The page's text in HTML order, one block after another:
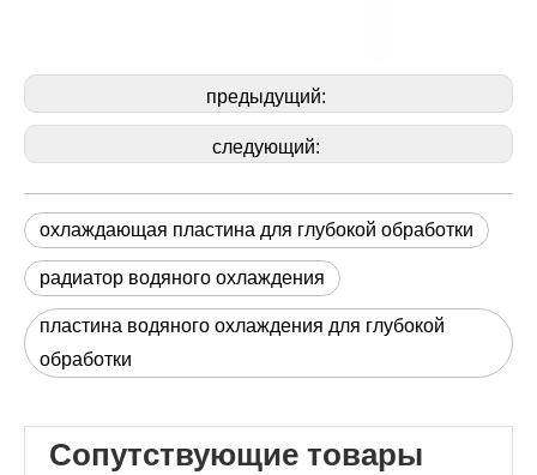
предыдущий:
следующий:
охлаждающая пластина для глубокой обработки
радиатор водяного охлаждения
пластина водяного охлаждения для глубокой
обработки
Сопутствующие товары